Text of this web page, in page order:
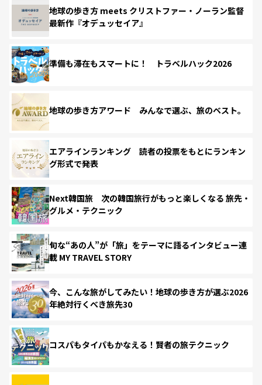
地球の歩き方 meets クリストファー・ノーラン監督
最新作『オデュッセイア』
準備も滞在もスマートに！ トラベルハック2026
地球の歩き方アワード みんなで選ぶ、旅のベスト。
エアラインランキング 読者の投票をもとにランキン
グ形式で発表
Next韓国旅 次の韓国旅行がもっと楽しくなる 旅先・
グルメ・テクニック
旬な“あの人”が「旅」をテーマに語るインタビュー連
載 MY TRAVEL STORY
今、こんな旅がしてみたい！地球の歩き方が選ぶ2026
年絶対行くべき旅先30
コスパもタイパもかなえる！賢者の旅テクニック